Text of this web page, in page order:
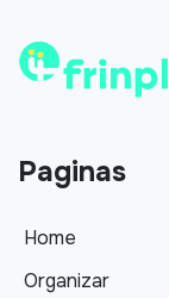
Paginas
Home
Organizar